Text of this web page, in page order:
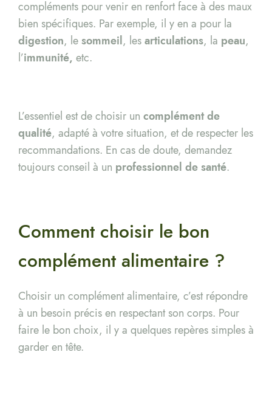
compléments pour venir en renfort face à des maux
bien spécifiques. Par exemple, il y en a pour la
digestion, le sommeil, lesarticulations, la peau,
l’immunité, etc.
L’essentiel est de choisir un complément de
qualité, adapté à votre situation, et de respecter les
recommandations. En cas de doute, demandez
toujours conseil à un professionnel de santé.
Comment choisir le bon
complément alimentaire ?
Choisir un complément alimentaire, c’est répondre
à un besoin précis en respectant son corps. Pour
faire le bon choix, il y a quelques repères simples à
garder en tête.